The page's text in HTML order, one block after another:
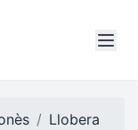
Llobera